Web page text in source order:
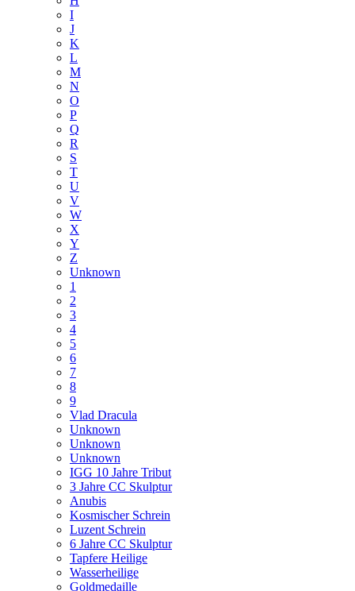
I
J
K
L
M
N
O
P
Q
R
S
T
U
V
W
X
Y
Z
Unknown
1
2
3
4
5
6
7
8
9
Vlad Dracula
Unknown
Unknown
Unknown
IGG 10 Jahre Tribut
3 Jahre CC Skulptur
Anubis
Kosmischer Schrein
Luzent Schrein
6 Jahre CC Skulptur
Tapfere Heilige
Wasserheilige
Goldmedaille